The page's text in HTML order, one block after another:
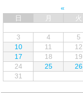
日
月 火
3
4 5
10
11 12
17
18 19
24
25 26
31